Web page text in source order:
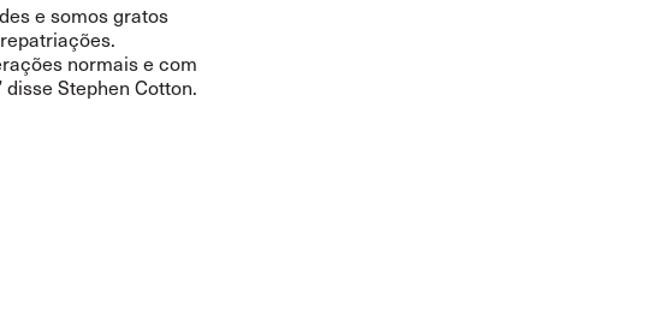
e somos gratos
normais e com
Stephen Cotton.